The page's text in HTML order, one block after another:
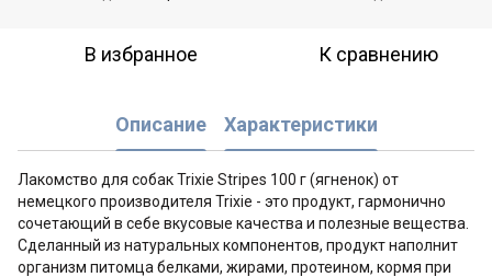
В избранное К сравнению
Описание Характеристики
Лакомство для собак Trixie Stripes 100 г (ягненок) от
немецкого производителя Trixie - это продукт, гармонично
сочетающий в себе вкусовые качества и полезные вещества.
Сделанный из натуральных компонентов, продукт наполнит
организм питомца белками, жирами, протеином, кормя при